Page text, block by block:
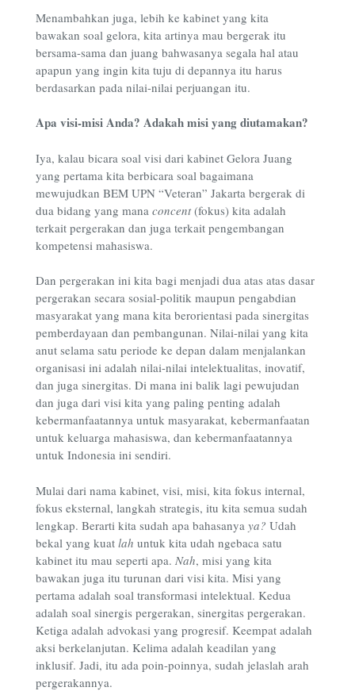
Menambahkan juga, lebih ke kabinet yang kita
bawakan soal gelora, kita artinya mau bergerak itu
bersama-sama dan juang bahwasanya segala hal atau
apapun yang ingin kita tuju di depannya itu harus
berdasarkan pada nilai-nilai perjuangan itu.
Apa visi-misi Anda? Adakah misi yang diutamakan?
Iya, kalau bicara soal visi dari kabinet Gelora Juang
yang pertama kita berbicara soal bagaimana
mewujudkan BEM UPN “Veteran” Jakarta bergerak di
dua bidang yang mana concent(fokus) kita adalah
terkait pergerakan dan juga terkait pengembangan
kompetensi mahasiswa.
Dan pergerakan ini kita bagi menjadi dua atas atas dasar
pergerakan secara sosial-politik maupun pengabdian
masyarakat yang mana kita berorientasi pada sinergitas
pemberdayaan dan pembangunan. Nilai-nilai yang kita
anut selama satu periode ke depan dalam menjalankan
organisasi ini adalah nilai-nilai intelektualitas, inovatif,
dan juga sinergitas. Di mana ini balik lagi pewujudan
dan juga dari visi kita yang paling penting adalah
kebermanfaatannya untuk masyarakat, kebermanfaatan
untuk keluarga mahasiswa, dan kebermanfaatannya
untuk Indonesia ini sendiri.
Mulai dari nama kabinet, visi, misi, kita fokus internal,
fokus eksternal, langkah strategis, itu kita semua sudah
lengkap. Berarti kita sudah apa bahasanya ya? Udah
bekal yang kuat lah untuk kita udah ngebaca satu
kabinet itu mau seperti apa. Nah, misi yang kita
bawakan juga itu turunan dari visi kita. Misi yang
pertama adalah soal transformasi intelektual. Kedua
adalah soal sinergis pergerakan, sinergitas pergerakan.
Ketiga adalah advokasi yang progresif. Keempat adalah
aksi berkelanjutan. Kelima adalah keadilan yang
inklusif. Jadi, itu ada poin-poinnya, sudah jelaslah arah
pergerakannya.